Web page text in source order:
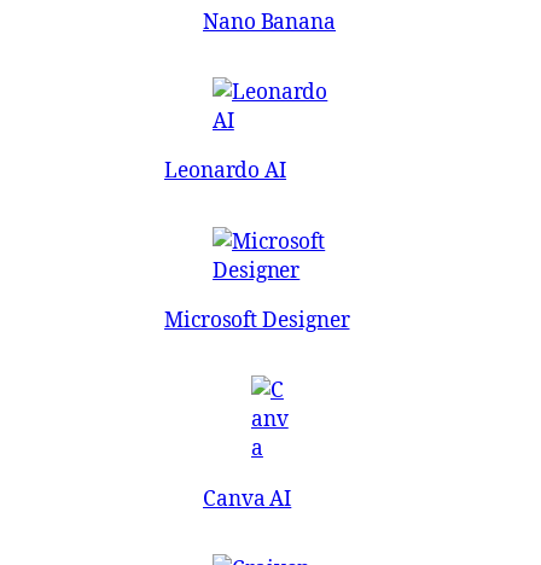
Nano Banana
Leonardo AI
Microsoft Designer
Canva AI